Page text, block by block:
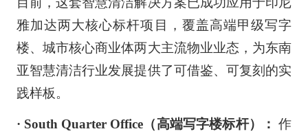
雅加达两大核心标杆项目，覆盖高端甲级写字
楼、城市核心商业体两大主流物业业态，为东南
亚智慧清洁行业发展提供了可借鉴、可复刻的实
践样板。
· South Quarter Office（高端写字楼标杆）： 作